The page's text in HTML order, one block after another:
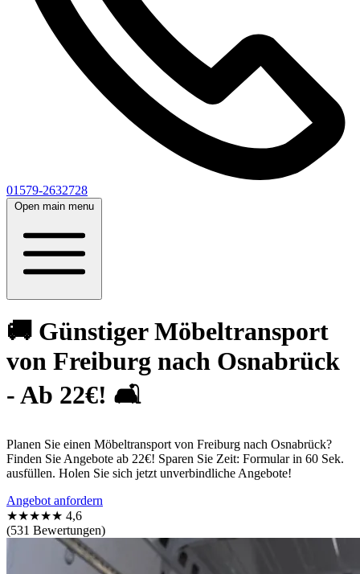
01579-2632728
Open main menu
🚚 Günstiger Möbeltransport
von Freiburg nach Osnabrück
- Ab 22€! 🛋
Planen Sie einen Möbeltransport von Freiburg nach Osnabrück?
Finden Sie Angebote ab 22€! Sparen Sie Zeit: Formular in 60 Sek.
ausfüllen. Holen Sie sich jetzt unverbindliche Angebote!
Angebot anfordern
★★★★★ 4,6
(531 Bewertungen)